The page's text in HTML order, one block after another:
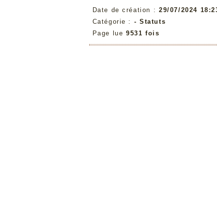
Date de création : 29/07/2024
Catégorie : - Statuts
Page lue 9531 fois